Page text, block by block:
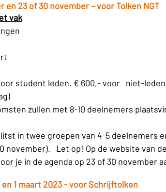
23 of 30 november – voor Tolken NGT
vak
student leden. € 600,- voor   niet-
zullen met 8-10 deelnemers
in twee groepen van 4-5 deelnemers
november).   Let op! Op de website van
je in de agenda op 23 of 30 november
en 1 maart 2023 - voor Schrijftolken